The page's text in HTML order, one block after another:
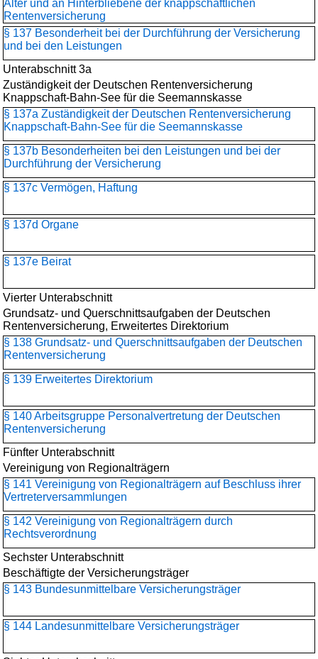
Alter und an Hinterbliebene der knappschaftlichen
Rentenversicherung
§ 137 Besonderheit bei der Durchführung der Versicherung
und bei den Leistungen
Unterabschnitt 3a
Zuständigkeit der Deutschen Rentenversicherung
Knappschaft-Bahn-See für die Seemannskasse
§ 137a Zuständigkeit der Deutschen Rentenversicherung
Knappschaft-Bahn-See für die Seemannskasse
§ 137b Besonderheiten bei den Leistungen und bei der
Durchführung der Versicherung
§ 137c Vermögen, Haftung
§ 137d Organe
§ 137e Beirat
Vierter Unterabschnitt
Grundsatz- und Querschnittsaufgaben der Deutschen
Rentenversicherung, Erweitertes Direktorium
§ 138 Grundsatz- und Querschnittsaufgaben der Deutschen
Rentenversicherung
§ 139 Erweitertes Direktorium
§ 140 Arbeitsgruppe Personalvertretung der Deutschen
Rentenversicherung
Fünfter Unterabschnitt
Vereinigung von Regionalträgern
§ 141 Vereinigung von Regionalträgern auf Beschluss ihrer
Vertreterversammlungen
§ 142 Vereinigung von Regionalträgern durch
Rechtsverordnung
Sechster Unterabschnitt
Beschäftigte der Versicherungsträger
§ 143 Bundesunmittelbare Versicherungsträger
§ 144 Landesunmittelbare Versicherungsträger